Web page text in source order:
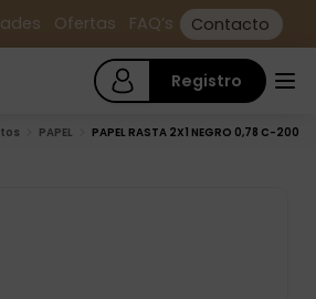
Ofertas FAQ’s Contacto
Registro
PAPEL PAPEL RASTA 2X1 NEGRO 0,78 C-200